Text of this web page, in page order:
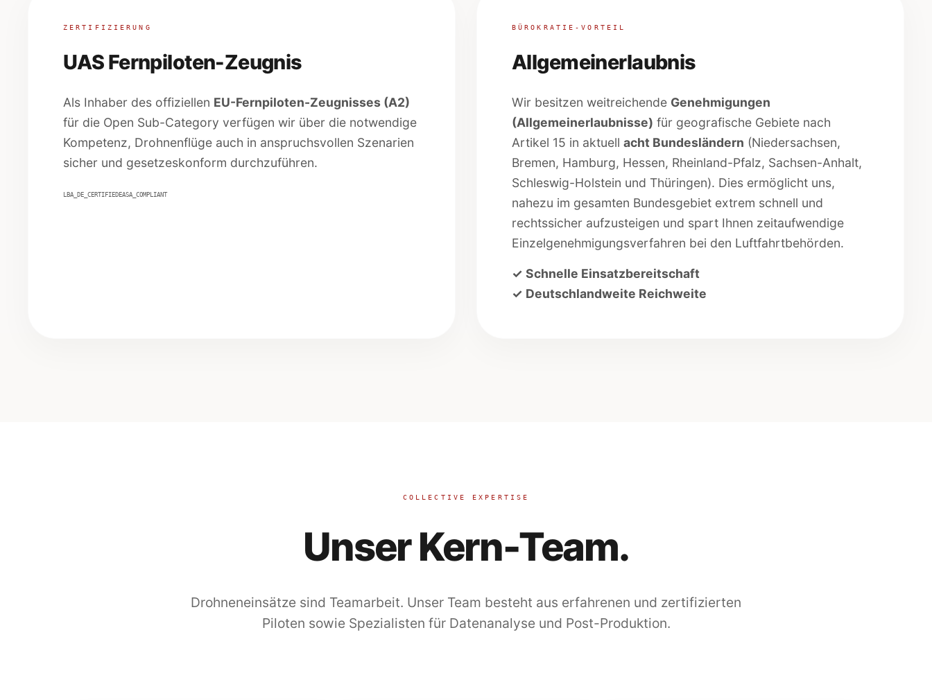
ZERTIFIZIERUNG
UAS Fernpiloten-Zeugnis
Als Inhaber des offiziellen EU-Fernpiloten-Zeugnisses (A2)
für die Open Sub-Category verfügen wir über die notwendige
Kompetenz, Drohnenflüge auch in anspruchsvollen Szenarien
sicher und gesetzeskonform durchzuführen.
LBA_DE_CERTIFIEDEASA_COMPLIANT
BÜROKRATIE-VORTEIL
Allgemeinerlaubnis
Wir besitzen weitreichende Genehmigungen
(Allgemeinerlaubnisse) für geografische Gebiete nach
Artikel 15 in aktuell acht Bundesländern (Niedersachsen,
Bremen, Hamburg, Hessen, Rheinland-Pfalz, Sachsen-Anhalt,
Schleswig-Holstein und Thüringen). Dies ermöglicht uns,
nahezu im gesamten Bundesgebiet extrem schnell und
rechtssicher aufzusteigen und spart Ihnen zeitaufwendige
Einzelgenehmigungsverfahren bei den Luftfahrtbehörden.
✓ Schnelle Einsatzbereitschaft
✓ Deutschlandweite Reichweite
COLLECTIVE EXPERTISE
Unser Kern-Team.
Drohneneinsätze sind Teamarbeit. Unser Team besteht aus erfahrenen und zertifizierten
Piloten sowie Spezialisten für Datenanalyse und Post-Produktion.